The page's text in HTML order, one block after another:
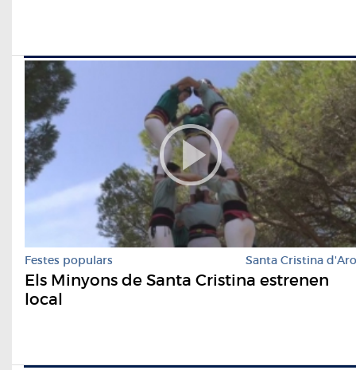
Festes populars Santa Cristina d'Aro
Els Minyons de Santa Cristina estrenen
local